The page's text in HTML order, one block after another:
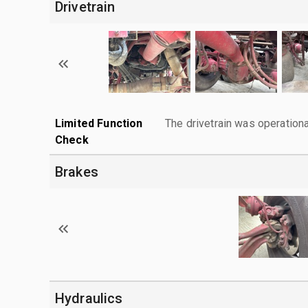
Drivetrain
Limited Function
Check
The drivetrain was
Brakes
Hydraulics